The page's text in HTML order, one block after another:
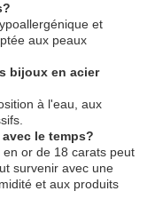
et
aux peaux
bijoux en acier
à l'eau, aux
le temps?
or de 18 carats peut
survenir avec une
et aux produits